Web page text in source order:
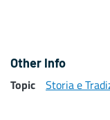
Other Info
Topic Storia e